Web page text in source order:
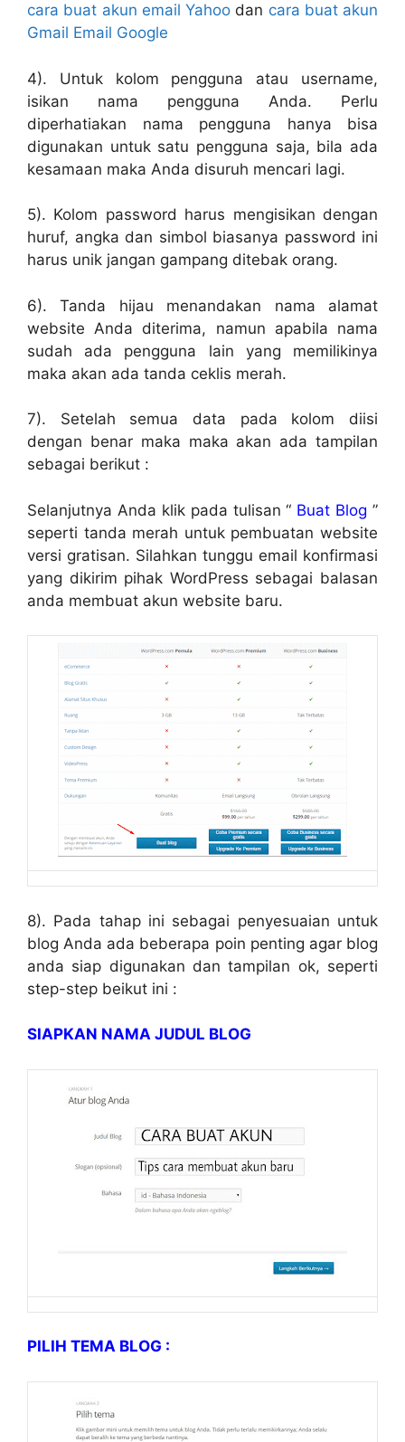
cara buat akun email Yahoo dan cara buat akun
Gmail Email Google
4). Untuk kolom pengguna atau username,
isikan nama pengguna Anda. Perlu
diperhatiakan nama pengguna hanya bisa
digunakan untuk satu pengguna saja, bila ada
kesamaan maka Anda disuruh mencari lagi.
5). Kolom password harus mengisikan dengan
huruf, angka dan simbol biasanya password ini
harus unik jangan gampang ditebak orang.
6). Tanda hijau menandakan nama alamat
website Anda diterima, namun apabila nama
sudah ada pengguna lain yang memilikinya
maka akan ada tanda ceklis merah.
7). Setelah semua data pada kolom diisi
dengan benar maka maka akan ada tampilan
sebagai berikut :
Selanjutnya Anda klik pada tulisan “ Buat Blog ”
seperti tanda merah untuk pembuatan website
versi gratisan. Silahkan tunggu email konfirmasi
yang dikirim pihak WordPress sebagai balasan
anda membuat akun website baru.
8). Pada tahap ini sebagai penyesuaian untuk
blog Anda ada beberapa poin penting agar blog
anda siap digunakan dan tampilan ok, seperti
step-step beikut ini :
SIAPKAN NAMA JUDUL BLOG
PILIH TEMA BLOG :